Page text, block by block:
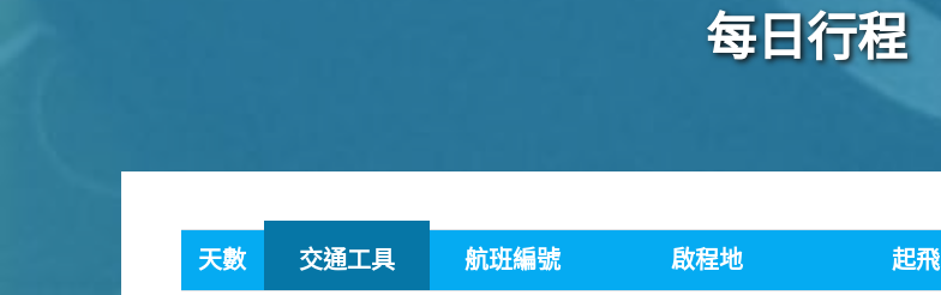
每日行程
天數 交通工具 航班編號 啟程地 起飛